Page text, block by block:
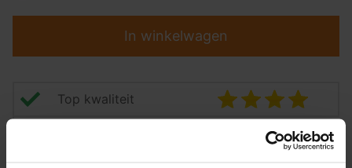
In winkelwagen
Top kwaliteit